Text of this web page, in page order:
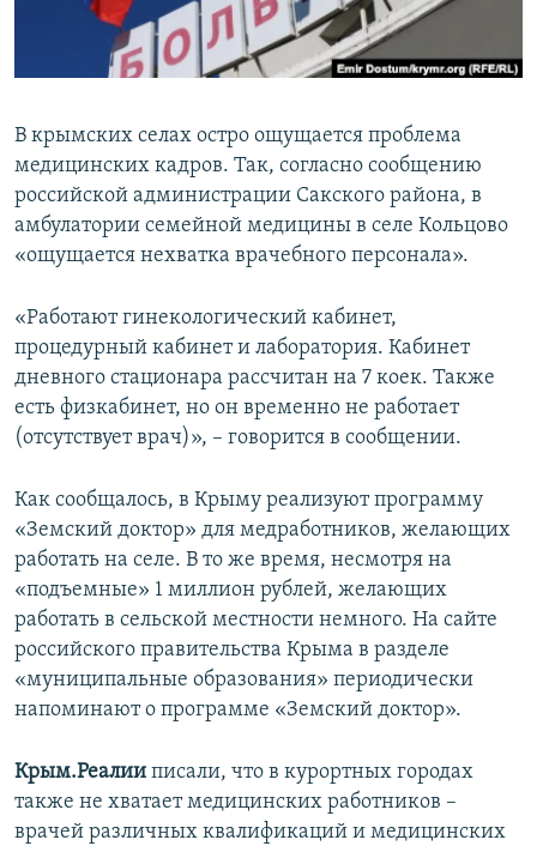
ПОБЕДИТЕЛЕЙ НЕ СУДЯТ?
КРЫМ.НЕПОКОРЕННЫЙ
УКРАИНСКАЯ ПРОБЛЕМА КРЫМА
ПРИСОЕДИНЯЙТЕСЬ!
Все сайты RFE/RL
В крымских селах остро ощущается проблема
медицинских кадров. Так, согласно сообщению
российской администрации Сакского района, в
амбулатории семейной медицины в селе Кольцово
«ощущается нехватка врачебного персонала».
«Работают гинекологический кабинет,
процедурный кабинет и лаборатория. Кабинет
дневного стационара рассчитан на 7 коек. Также
есть физкабинет, но он временно не работает
(отсутствует врач)», – говорится в сообщении.
Как сообщалось, в Крыму реализуют программу
«Земский доктор» для медработников, желающих
работать на селе. В то же время, несмотря на
«подъемные» 1 миллион рублей, желающих
работать в сельской местности немного. На сайте
российского правительства Крыма в разделе
«муниципальные образования» периодически
напоминают о программе «Земский доктор».
Крым.Реалии писали, что в курортных городах
также не хватает медицинских работников –
врачей различных квалификаций и медицинских